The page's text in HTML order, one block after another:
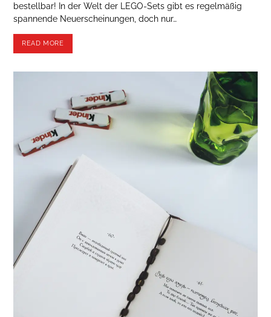
bestellbar! In der Welt der LEGO-Sets gibt es regelmäßig
spannende Neuerscheinungen, doch nur…
READ MORE